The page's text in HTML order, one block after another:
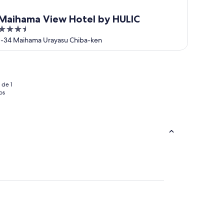
View Hotel by HULIC
34 Maihama Urayasu Chiba-ken
1